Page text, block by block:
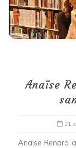
Anaïse
21
Anaïse Renard